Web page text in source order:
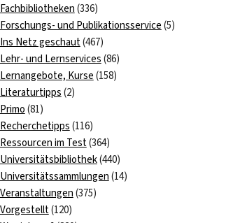
Fachbibliotheken (336)
Forschungs- und Publikationsservice (5)
Ins Netz geschaut(467)
Lehr- und Lernservices (86)
Lernangebote, Kurse (158)
Literaturtipps (2)
Primo (81)
Recherchetipps (116)
Ressourcen im Test(364)
Universitätsbibliothek(440)
Universitätssammlungen (14)
Veranstaltungen (375)
Vorgestellt(120)